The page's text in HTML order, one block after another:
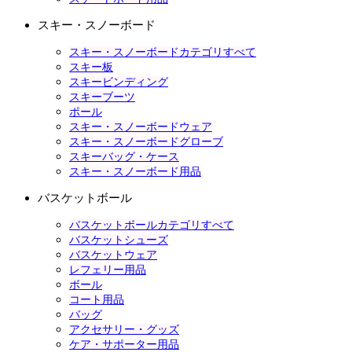
スキー・スノーボード
スキー・スノーボードカテゴリすべて
スキー板
スキービンディング
スキーブーツ
ポール
スキー・スノーボードウェア
スキー・スノーボードグローブ
スキーバッグ・ケース
スキー・スノーボード用品
バスケットボール
バスケットボールカテゴリすべて
バスケットシューズ
バスケットウェア
レフェリー用品
ボール
コート用品
バッグ
アクセサリー・グッズ
ケア・サポーター用品